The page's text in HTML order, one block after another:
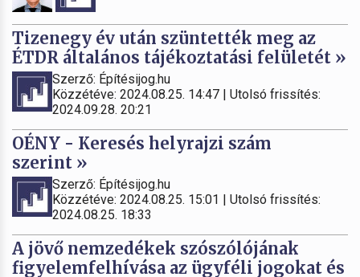
Tizenegy év után szüntették meg az
ÉTDR általános tájékoztatási felületét »
Szerző: Építésijog.hu
Közzétéve: 2024.08.25. 14:47 | Utolsó frissítés:
2024.09.28. 20:21
OÉNY - Keresés helyrajzi szám
szerint »
Szerző: Építésijog.hu
Közzétéve: 2024.08.25. 15:01 | Utolsó frissítés:
2024.08.25. 18:33
A jövő nemzedékek szószólójának
figyelemfelhívása az ügyféli jogokat és